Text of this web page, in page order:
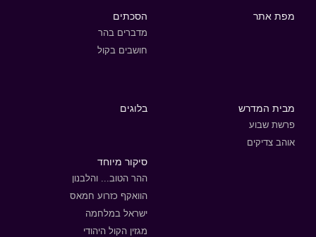
מפת אתר הסכתים
מדברים בהר
חושבים בקול
מבית המדרש
פרשת שבוע
אוהב צדיקים
בלוגים
סיקור מיוחד
ההר הטוב... והלבנון
הוואקף כזרוע חמאס
ישראל במלחמה
מגזין הקול היהודי